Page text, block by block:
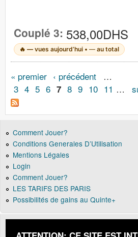
Couplé 3: 538,00DHS
🔥 —vues aujourd’hui • —au total
Pages
« premier ‹ précédent
…
3 4 5 6 7 8 9 10 11 …
Comment Jouer?
Conditions Generales D’Utilisation
Mentions Légales
Login
Comment Jouer?
LES TARIFS DES PARIS
Possibilités de gains au Quinte+